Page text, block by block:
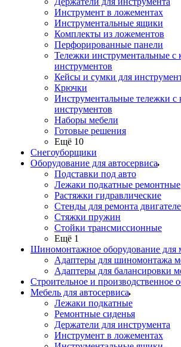
Инструмент в ложементах
Инструментальные ящики
Комплекты из ложементов
Перфорированные панели
Тележки инструментальные с
инструментов
Кейсы и сумки для
Крючки
Инструментальные тележки с
инструментов
Наборы мебели
Готовые решения
Ещё 10
Снегоуборщики
Оборудование для автосервиса
Подставки под авто
Лежаки подкатные ремонтные
Растяжки гидравлические
Стенды для ремонта
Стяжки пружин
Стойки трансмиссионные
Ещё 1
Шиномонтажное оборудование для
Адаптеры для шиномонтажа
Адаптеры для балансировки
Строительное и производственное
Мебель для автосервиса
Лежаки подкатные
Ремонтные сиденья
Держатели для инструмента
Инструмент в ложементах